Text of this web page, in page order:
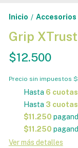
Inicio / Accesorios
Grip
$12.500
Precio sin impuestos
Hasta 6
Hasta 3 cuotas
$11.250
$11.250
Ver más detalles